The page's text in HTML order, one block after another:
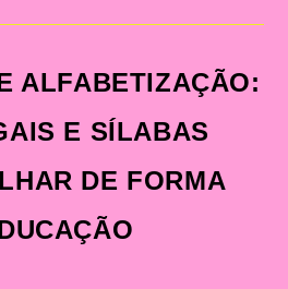
ALFABETIZAÇÃO:
E SÍLABAS
DE FORMA